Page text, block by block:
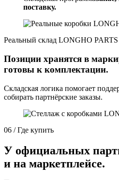
поставку.
Реальный склад LONGHO PARTS
Позиции хранятся в
готовы к комплектации.
Складская логика помогает
собирать партнёрские заказы.
06 / Где купить
У официальных
и на маркетплейсе.